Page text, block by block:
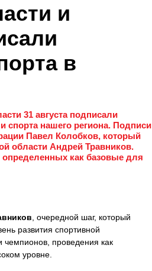
и
в
31 августа подписали
спорта нашего региона. Подписи
Павел Колобков, который
области Андрей Травников.
как базовые для
, очередной шаг, который
развития спортивной
чемпионов, проведения как
уровне.